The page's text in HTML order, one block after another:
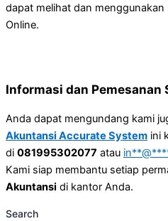
dapat melihat dan
Online.
Informasi dan
Anda dapat mengundang kami
Akuntansi Accurate System ini
di 081995302077 atau in**@
Kami siap membantu setiap
Akuntansi di kantor Anda.
Search